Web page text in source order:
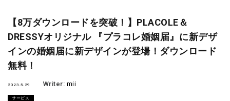
【8万ダウンロードを突破！】PLACOLE＆
DRESSYオリジナル 『プラコレ婚姻届』に新デザ
インの婚姻届に新デザインが登場！ダウンロード
無料！
2023.5.29 Writer: mii
サービス